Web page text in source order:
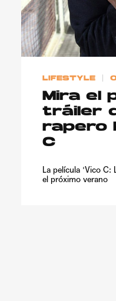
LIFESTYLE
Mira el
tráiler
rapero
C
La película 'Vico C:
el próximo verano